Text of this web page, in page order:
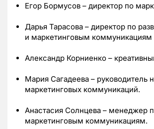
Егор Бормусов – директор по
Дарья Тарасова – директор по
и маркетинговым коммуникациям
Александр Корниенко –
Мария Сагадеева – руководитель
маркетинговых коммуникаций.
Анастасия Солнцева – менеджер
маркетинговым коммуникациям.